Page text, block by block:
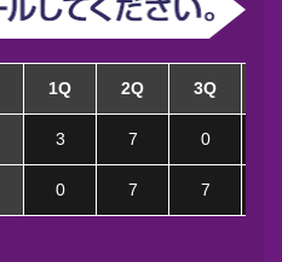
1Q 2Q 3Q
3 7 0
0 7 7